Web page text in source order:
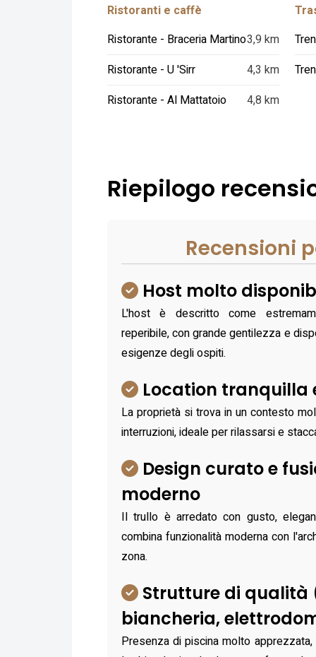
Ristoranti e caffè
Ristorante - Braceria Martino3,9 km
Ristorante - U 'Sirr
4,3 km
Ristorante - Al Mattatoio
4,8 km
Riepilogo
Recensioni
Host molto
L'host è descritto come
reperibile, con grande gentilezza e
esigenze degli ospiti.
Location tranquilla
La proprietà si trova in un contesto
interruzioni, ideale per rilassarsi e
Design curato e
moderno
Il trullo è arredato con gusto,
combina funzionalità moderna con
zona.
Strutture di qualità
biancheria,
Presenza di piscina molto